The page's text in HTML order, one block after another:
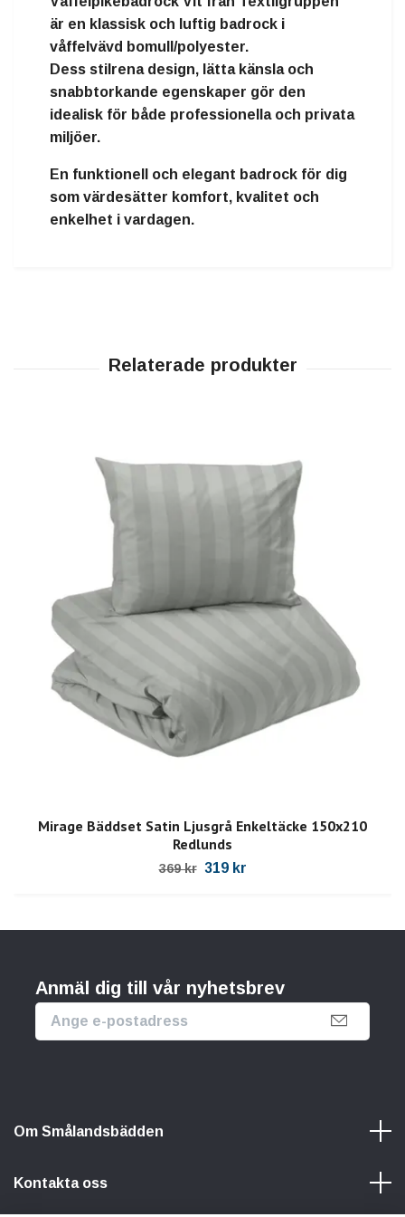
är en klassisk och luftig badrock i
våffelvävd bomull/polyester.
Dess stilrena design, lätta känsla och
snabbtorkande egenskaper gör den
idealisk för både professionella och privata
miljöer.
En funktionell och elegant badrock för dig
som värdesätter komfort, kvalitet och
enkelhet i vardagen.
Mirage Bäddset Satin Ljusgrå Enkeltäcke 150x210
Redlunds
369 kr 319 kr
Anmäl dig till vår nyhetsbrev
Om Smålandsbädden
Kontakta oss